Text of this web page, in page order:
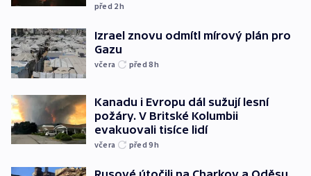
před 2h
Izrael znovu odmítl mírový plán pro
Gazu
včera před 8h
Kanadu i Evropu dál sužují lesní
požáry. V Britské Kolumbii
evakuovali tisíce lidí
včera před 9h